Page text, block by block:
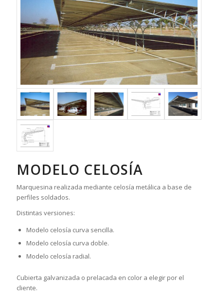
MODELO CELOSÍA
Marquesina realizada mediante celosía metálica a base de
perfiles soldados.
Distintas versiones:
Modelo celosía curva sencilla.
Modelo celosía curva doble.
Modelo celosía radial.
Cubierta galvanizada o prelacada en color a elegir por el
cliente.